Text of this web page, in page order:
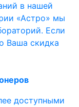
в нашей
«Астро» мы
Если
Ваша скидка
доступными